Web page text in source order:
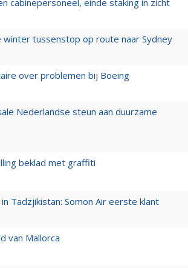
cabinepersoneel, einde staking in zicht
tussenstop op route naar Sydney
over problemen bij Boeing
Nederlandse steun aan duurzame
beklad met graffiti
Tadzjikistan: Somon Air eerste klant
van Mallorca